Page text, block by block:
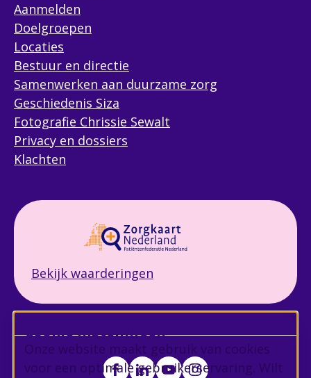
Cookie instellingen
Onze website maakt gebruik van cookies
voor een optimale gebruikerservaring. Wilt
Aanmelden
Doelgroepen
Locaties
Bestuur en directie
Samenwerken aan duurzame zorg
Geschiedenis Siza
Fotografie Chrissie Sewalt
Privacy en dossiers
Klachten
Bekijk waarderingen